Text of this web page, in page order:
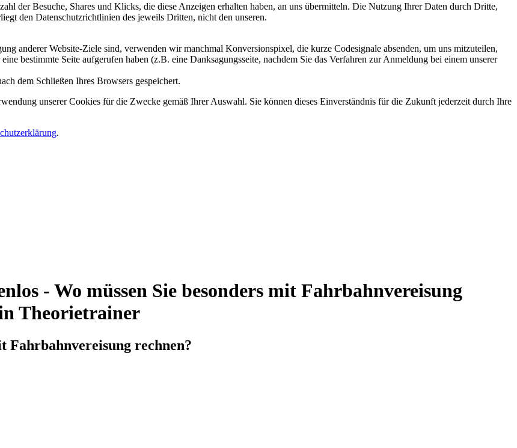
der Besuche, Shares und Klicks, die diese Anzeigen erhalten haben, an uns übermitteln. Die Nutzung Ihrer Daten durch Dritte,
den Datenschutzrichtlinien des jeweils Dritten, nicht den unseren.
anderer Website-Ziele sind, verwenden wir manchmal Konversionspixel, die kurze Codesignale absenden, um uns mitzuteilen,
bestimmte Seite aufgerufen haben (z.B. eine Danksagungsseite, nachdem Sie das Verfahren zur Anmeldung bei einem unserer
dem Schließen Ihres Browsers gespeichert.
unserer Cookies für die Zwecke gemäß Ihrer Auswahl. Sie können dieses Einverständnis für die Zukunft jederzeit durch Ihre
.
- Wo müssen Sie besonders mit Fahrbahnvereisung
Theorietrainer
Fahrbahnvereisung rechnen?